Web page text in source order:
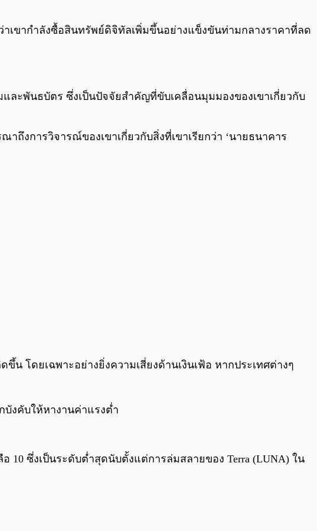
าเขากำลังซื้อสินทรัพย์ดิจิทัลเพิ่มขึ้นอย่างแข็งขันท่ามกลางราคาที่ลด
และพันธบัตร ซึ่งเป็นปัจจัยสำคัญที่ขับเคลื่อนมุมมองของเขาเกี่ยวกับ
ถึงการวิจารณ์ของเขาเกี่ยวกับสิ่งที่เขาเรียกว่า ‘นายธนาคาร
น โดยเฉพาะอย่างยิ่งความเสี่ยงด้านเงินเฟ้อ หากประเทศต่างๆ
บังคับให้หางานค่าแรงต่ำ
ซึ่งเป็นระดับต่ำสุดนับตั้งแต่การล่มสลายของ Terra (LUNA) ใน